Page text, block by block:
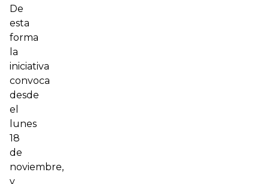
De
esta
forma
la
iniciativa
convoca
desde
el
lunes
18
de
noviembre,
y